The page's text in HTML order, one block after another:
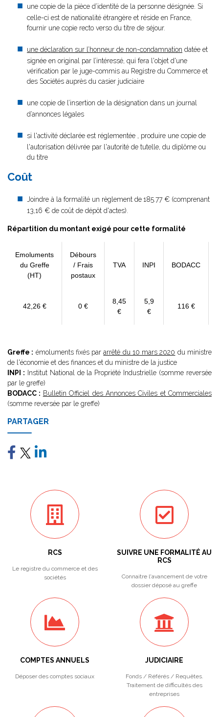
une copie de la pièce d’identité de la personne désignée. Si
celle-ci est de nationalité étrangère et réside en France,
fournir une copie recto verso du titre de séjour.
une déclaration sur l’honneur de non-condamnation datée et
signée en original par l’intéressé, qui fera l'objet d'une
vérification par le juge-commis au Registre du Commerce et
des Sociétés auprès du casier judiciaire
une copie de l’insertion de la désignation dans un journal
d’annonces légales
si l'activité déclarée est réglementée , produire une copie de
l'autorisation délivrée par l'autorité de tutelle, du diplôme ou
du titre
Coût
Joindre à la formalité un règlement de185.77 € (comprenant
13,16 € de coût de dépôt d'actes).
Répartition du montant exigé pour cette formalité
Emoluments
du Greffe
(HT)
Débours
/ Frais
postaux
TVA INPI BODACC
42,26 € 0 €
8,45
€
5,9
€
116 €
Greffe : émoluments fixés pararrêté du 10 mars 2020 du ministre
de l'économie et des finances et du ministre de la justice
INPI : Institut National de la Propriété Industrielle (somme reversée
par le greffe)
BODACC : Bulletin Officiel des Annonces Civiles et Commerciales
(somme reversée par le greffe)
PARTAGER
RCS
Le registre du commerce et des
sociétés
SUIVRE UNE FORMALITÉ AU
RCS
Connaitre l'avancement de votre
dossier déposé au greffe
COMPTES ANNUELS
Déposer des comptes sociaux
JUDICIAIRE
Fonds / Référés / Requêtes.
Traitement de difficultés des
entreprises